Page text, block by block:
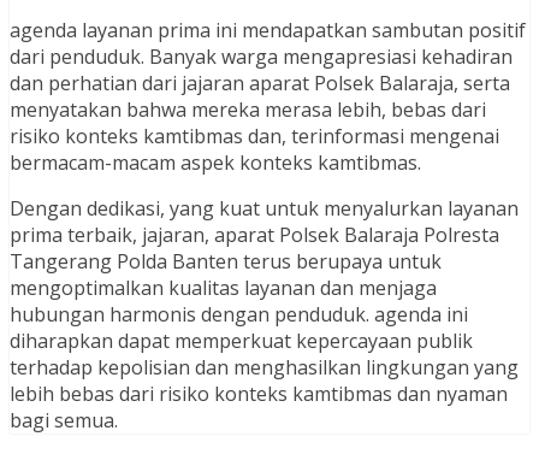
agenda layanan prima ini mendapatkan sambutan positif
dari penduduk. Banyak warga mengapresiasi kehadiran
dan perhatian dari jajaran aparat Polsek Balaraja, serta
menyatakan bahwa mereka merasa lebih, bebas dari
risiko konteks kamtibmas dan, terinformasi mengenai
bermacam-macam aspek konteks kamtibmas.
Dengan dedikasi, yang kuat untuk menyalurkan layanan
prima terbaik, jajaran, aparat Polsek Balaraja Polresta
Tangerang Polda Banten terus berupaya untuk
mengoptimalkan kualitas layanan dan menjaga
hubungan harmonis dengan penduduk. agenda ini
diharapkan dapat memperkuat kepercayaan publik
terhadap kepolisian dan menghasilkan lingkungan yang
lebih bebas dari risiko konteks kamtibmas dan nyaman
bagi semua.